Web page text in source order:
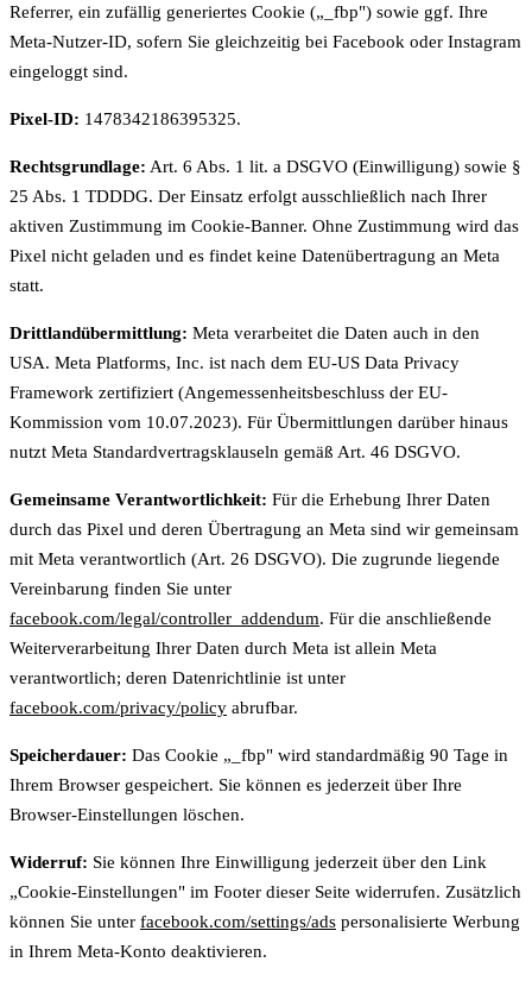
Referrer, ein zufällig generiertes Cookie („_fbp") sowie ggf. Ihre
Meta-Nutzer-ID, sofern Sie gleichzeitig bei Facebook oder Instagram
eingeloggt sind.
Pixel-ID: 1478342186395325.
Rechtsgrundlage: Art. 6 Abs. 1 lit. a DSGVO (Einwilligung) sowie §
25 Abs. 1 TDDDG. Der Einsatz erfolgt ausschließlich nach Ihrer
aktiven Zustimmung im Cookie-Banner. Ohne Zustimmung wird das
Pixel nicht geladen und es findet keine Datenübertragung an Meta
statt.
Drittlandübermittlung: Meta verarbeitet die Daten auch in den
USA. Meta Platforms, Inc. ist nach dem EU-US Data Privacy
Framework zertifiziert (Angemessenheitsbeschluss der EU-
Kommission vom 10.07.2023). Für Übermittlungen darüber hinaus
nutzt Meta Standardvertragsklauseln gemäß Art. 46 DSGVO.
Gemeinsame Verantwortlichkeit: Für die Erhebung Ihrer Daten
durch das Pixel und deren Übertragung an Meta sind wir gemeinsam
mit Meta verantwortlich (Art. 26 DSGVO). Die zugrunde liegende
Vereinbarung finden Sie unter
facebook.com/legal/controller_addendum. Für die anschließende
Weiterverarbeitung Ihrer Daten durch Meta ist allein Meta
verantwortlich; deren Datenrichtlinie ist unter
facebook.com/privacy/policy abrufbar.
Speicherdauer: Das Cookie „_fbp" wird standardmäßig 90 Tage in
Ihrem Browser gespeichert. Sie können es jederzeit über Ihre
Browser-Einstellungen löschen.
Widerruf: Sie können Ihre Einwilligung jederzeit über den Link
„Cookie-Einstellungen" im Footer dieser Seite widerrufen. Zusätzlich
können Sie unter facebook.com/settings/ads personalisierte Werbung
in Ihrem Meta-Konto deaktivieren.